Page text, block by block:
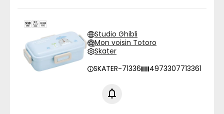
Studio Ghibli
Mon voisin Totoro
Skater
SKATER-71336
4973307713361